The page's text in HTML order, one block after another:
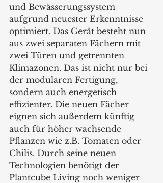
und Bewässerungssystem
aufgrund neuester Erkenntnisse
optimiert. Das Gerät besteht nun
aus zwei separaten Fächern mit
zwei Türen und getrennten
Klimazonen. Das ist nicht nur bei
der modularen Fertigung,
sondern auch energetisch
effizienter. Die neuen Fächer
eignen sich außerdem künftig
auch für höher wachsende
Pflanzen wie z.B. Tomaten oder
Chilis. Durch seine neuen
Technologien benötigt der
Plantcube Living noch weniger